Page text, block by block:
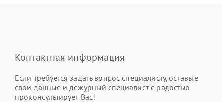
Контактная информация
Если требуется задать вопрос специалисту, оставьте
свои данные и дежурный специалист с радостью
проконсультирует Вас!